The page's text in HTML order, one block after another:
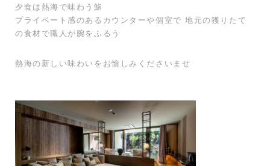
夕食は熱海で味わう鮨
プライベート感のあるカウンターや個室で 地元の獲りたて
の食材で職人が腕をふるう
熱海の新しい味わいをお愉しみくださいませ